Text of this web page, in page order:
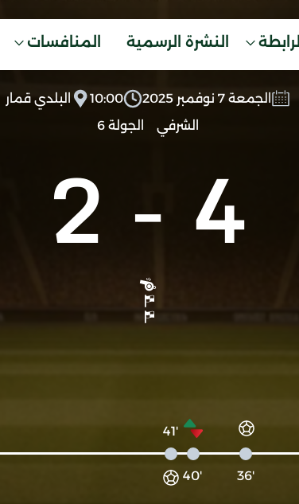
الرابطة النشرة الرسمية المنافسات
الجمعة 7 نوفمبر 2025 10:00
البلدي قمار
الشرفي
الجولة 6
4
-
2
'36
'40
'41